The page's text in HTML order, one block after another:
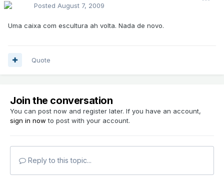
Posted August 7, 2009
Uma caixa com escultura ah volta. Nada de novo.
Quote
Join the conversation
You can post now and register later. If you have an account,
sign in now to post with your account.
Reply to this topic...